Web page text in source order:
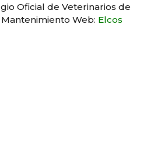
Oficial de Veterinarios de
Web: Elcos